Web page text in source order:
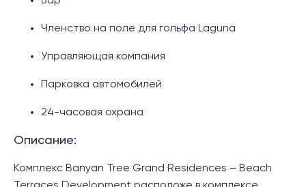
Членство на поле для гольфа Laguna
Управляющая компания
Парковка автомобилей
24-часовая охрана
Описание:
Комплекс Banyan Tree Grand Residences – Beach